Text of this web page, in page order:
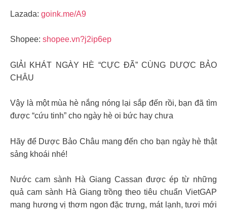
Lazada: goink.me/A9
Shopee: shopee.vn?j2ip6ep
GIẢI KHÁT NGÀY HÈ “CỰC ĐÃ” CÙNG DƯỢC BẢO
CHÂU
Vậy là một mùa hè nắng nóng lại sắp đến rồi, bạn đã tìm
được “cứu tinh” cho ngày hè oi bức hay chưa
Hãy để Dược Bảo Châu mang đến cho bạn ngày hè thật
sảng khoái nhé!
Nước cam sành Hà Giang Cassan được ép từ những
quả cam sành Hà Giang trồng theo tiêu chuẩn VietGAP
mang hương vị thơm ngon đặc trưng, mát lạnh, tươi mới